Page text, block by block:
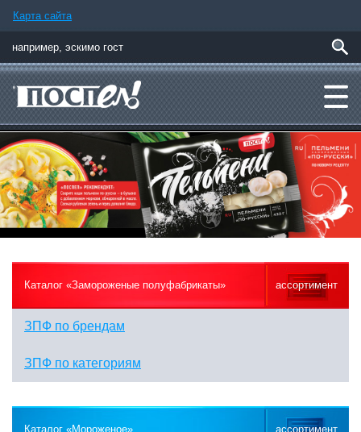
Карта сайта
Каталог «Замороженые полуфабрикаты» ассортимент
ЗПФ по брендам
ЗПФ по категориям
Каталог «Мороженое» ассортимент